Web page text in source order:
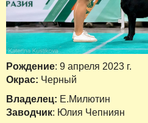
Рождение: 9 апреля 2023 г.
Окрас: Черный
Владелец: Е.Милютин
Заводчик: Юлия Чепниян